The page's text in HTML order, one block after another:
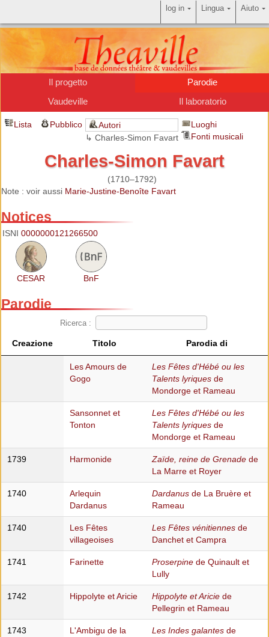
Il progetto
Parodie
Vaudeville
Il laboratorio
Lista Pubblico
Autori
↳ Charles-Simon Favart
Luoghi
Fonti musicali
Charles-Simon Favart
(1710–1792)
Note : voir aussi Marie-Justine-Benoîte Favart
Notices
ISNI0000000121266500
CESAR BnF
Parodie
Ricerca :
Creazione Titolo Parodia di
Les Amours de
Gogo
Les Fêtes d'Hébé ou les
Talents lyriquesde
Mondorge et Rameau
Sansonnet et
Tonton
Les Fêtes d'Hébé ou les
Talents lyriquesde
Mondorge et Rameau
1739 Harmonide Zaïde, reine de Grenadede
La Marre et Royer
1740
Arlequin
Dardanus
Dardanusde La Bruère et
Rameau
1740
Les Fêtes
villageoises
Les Fêtes vénitiennesde
Danchet et Campra
1741 Farinette Proserpinede Quinault et
Lully
1742 Hippolyte et Aricie Hippolyte et Ariciede
Pellegrin et Rameau
1743
L'Ambigu de la
Les Indes galantesde
Aiuto
Lingua
log in